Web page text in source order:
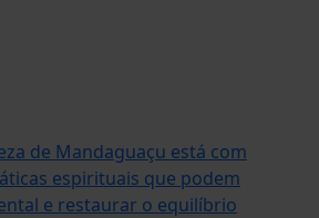
de Mandaguaçu está com
espirituais que podem
e restaurar o equilíbrio